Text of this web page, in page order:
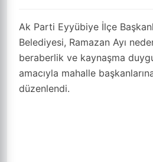
Ak Parti Eyyübiye İlçe
Belediyesi, Ramazan Ayı
beraberlik ve kaynaşma
amacıyla mahalle
düzenlendi.